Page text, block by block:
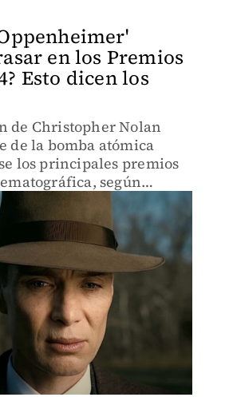
en los Premios
Esto dicen los
de Christopher Nolan
de la bomba atómica
los principales premios
según
las razones.